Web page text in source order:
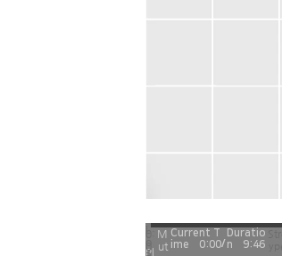
Pl
M
ut
Current T
ime혻
0:00/
Duratio
n혻 9:46
0